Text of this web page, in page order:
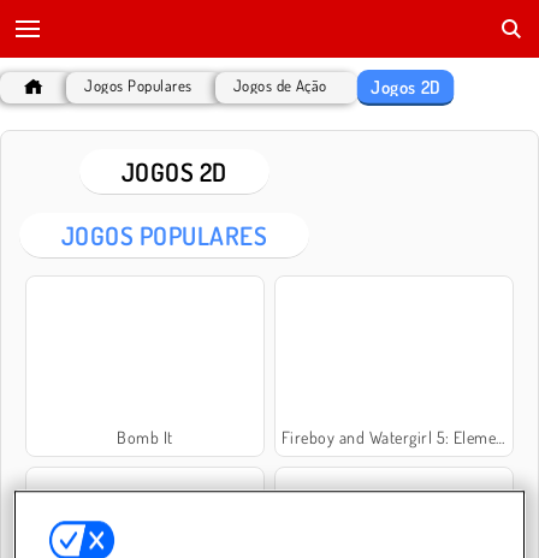
Jogos Populares Jogos de Ação Jogos 2D
JOGOS 2D
JOGOS POPULARES
Bomb It Fireboy and Watergirl 5: Elementos